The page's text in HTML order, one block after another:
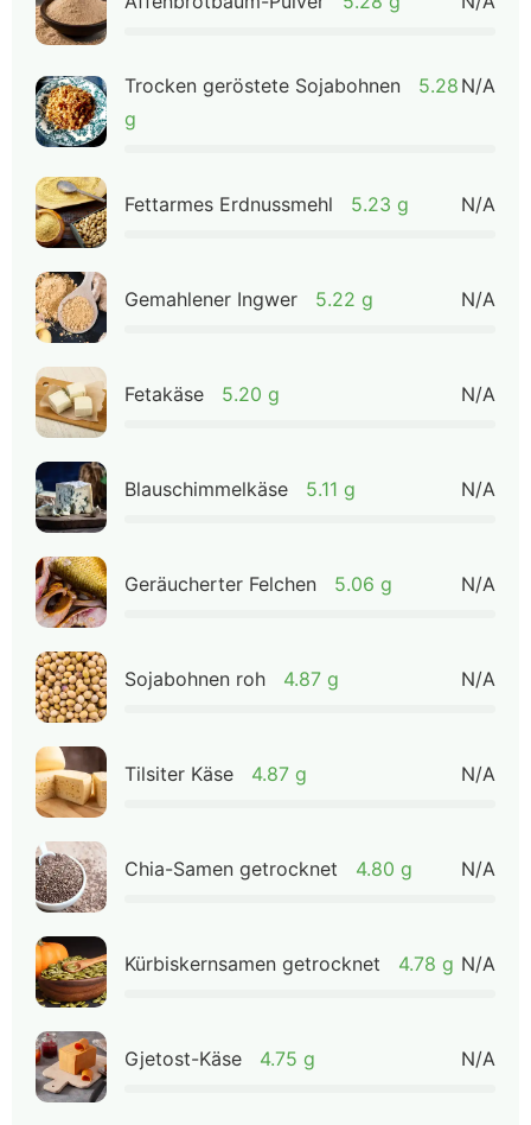
Trocken geröstete Sojabohnen
5.28
g
N/A
Fettarmes Erdnussmehl 5.23 g N/A
Gemahlener Ingwer 5.22 g N/A
Fetakäse 5.20 g N/A
Blauschimmelkäse 5.11 g N/A
Geräucherter Felchen 5.06 g N/A
Sojabohnen roh 4.87 g N/A
Tilsiter Käse 4.87 g N/A
Chia-Samen getrocknet 4.80 g N/A
Kürbiskernsamen getrocknet 4.78 g N/A
Gjetost-Käse 4.75 g N/A